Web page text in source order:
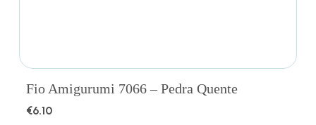
Fio Amigurumi 7066 – Pedra Quente
€6.10